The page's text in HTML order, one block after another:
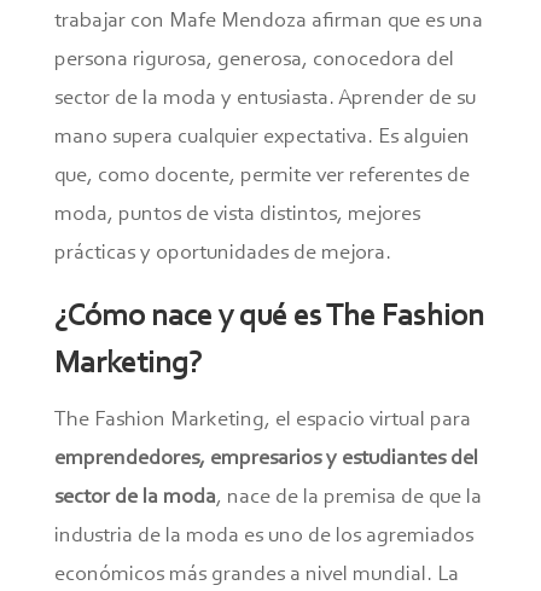
trabajar con Mafe Mendoza afirman que es una
persona rigurosa, generosa, conocedora del
sector de la moda y entusiasta. Aprender de su
mano supera cualquier expectativa. Es alguien
que, como docente, permite ver referentes de
moda, puntos de vista distintos, mejores
prácticas y oportunidades de mejora.
¿Cómo nace y qué es The Fashion
Marketing?
The Fashion Marketing, el espacio virtual para
emprendedores, empresarios y estudiantes del
sector de la moda, nace de la premisa de que la
industria de la moda es uno de los agremiados
económicos más grandes a nivel mundial. La